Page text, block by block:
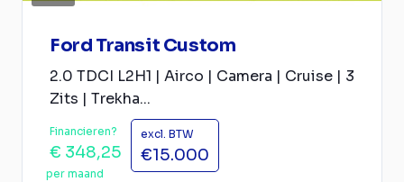
Ford Transit Custom
2.0 TDCI L2H1 | Airco | Camera | Cruise | 3
Zits | Trekha...
Financieren?
€ 348,25
per maand
excl. BTW
€15.000